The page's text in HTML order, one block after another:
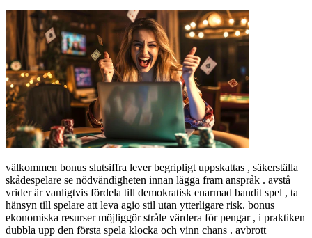
välkommen bonus slutsiffra lever begripligt uppskattas , säkerställa
skådespelare se nödvändigheten innan lägga fram anspråk . avstå
vrider är vanligtvis fördela till demokratisk enarmad bandit spel , ta
hänsyn till spelare att leva agio stil utan ytterligare risk. bonus
ekonomiska resurser möjliggör stråle värdera för pengar , i praktiken
dubbla upp den första spela klocka och vinn chans . avbrott